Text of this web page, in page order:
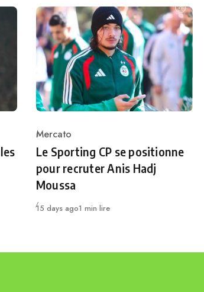
Category
Mercato
Le Sporting CP se positionne
pour recruter Anis Hadj
Moussa
Publié
15 days ago1 min lire